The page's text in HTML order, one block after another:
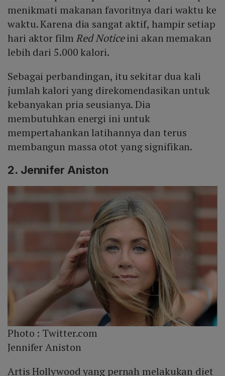
menikmati makanan favoritnya dari waktu ke
waktu. Karena dia sangat aktif, hampir setiap
hari aktor film Red Noticeini akan memakan
lebih dari 5.000 kalori.
Sebagai perbandingan, itu sekitar dua kali
jumlah kalori yang direkomendasikan untuk
kebanyakan pria seusianya. Dia
membutuhkan energi ini untuk
mempertahankan latihannya dan terus
membangun massa otot yang signifikan.
2. Jennifer Aniston
Photo : Twitter.com
Jennifer Aniston
Artis Hollywood yang pernah melakukan diet